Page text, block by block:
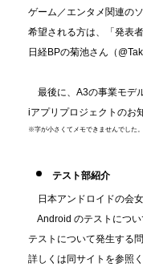
ゲーム／エンタメ関連の
希望される方は、「発表
日経BPの菊池さん（
最後に、A3の事業モデ
iアプリプロジェクトのお
※字が小さくてメモできませんでした。
テスト部紹介
日本アンドロイドの会
Android のテストについ
テストについて発生する
詳しくは同サイトを参照く